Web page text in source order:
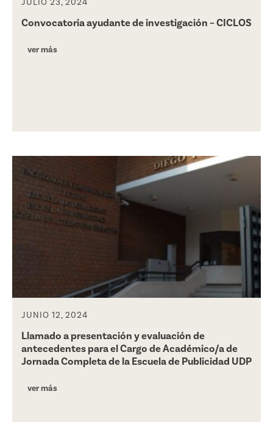
JULIO 23, 2024
Convocatoria ayudante de investigación – CICLOS
ver más
JUNIO 12, 2024
Llamado a presentación y evaluación de
antecedentes para el Cargo de Académico/a de
Jornada Completa de la Escuela de Publicidad UDP
ver más